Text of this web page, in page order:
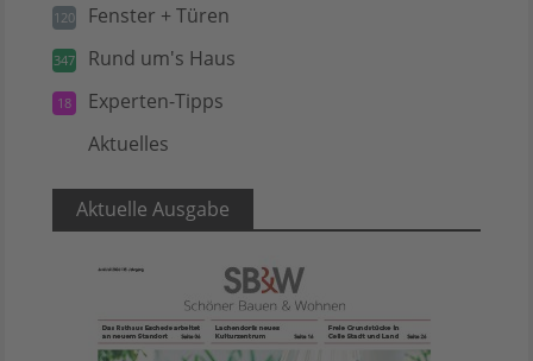
120 Fenster + Türen
347 Rund um's Haus
18 Experten-Tipps
Aktuelles
Aktuelle Ausgabe